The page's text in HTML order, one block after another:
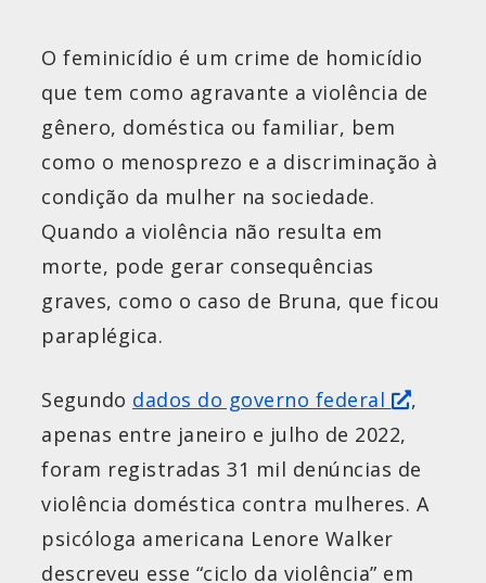
O feminicídio é um crime de homicídio
que tem como agravante a violência de
gênero, doméstica ou familiar, bem
como o menosprezo e a discriminação à
condição da mulher na sociedade.
Quando a violência não resulta em
morte, pode gerar consequências
graves, como o caso de Bruna, que ficou
paraplégica.
Segundo dados do governo federal
,
apenas entre janeiro e julho de 2022,
foram registradas 31 mil denúncias de
violência doméstica contra mulheres. A
psicóloga americana Lenore Walker
descreveu esse “ciclo da violência” em